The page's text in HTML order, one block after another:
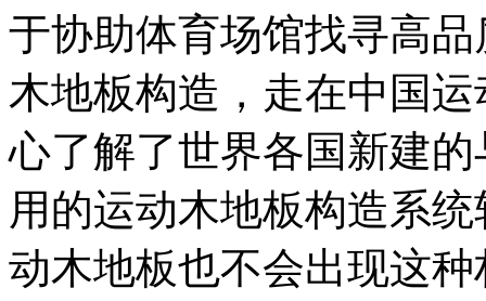
于协助体育场馆找寻高
木地板构造，走在中国
心了解了世界各国新建
用的运动木地板构造系
动木地板也不会出现这